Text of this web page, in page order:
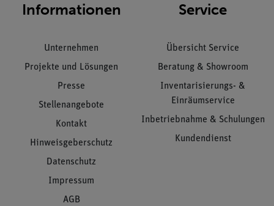
Informationen
Unternehmen
Projekte und Lösungen
Presse
Stellenangebote
Kontakt
Hinweisgeberschutz
Datenschutz
Impressum
AGB
Service
Übersicht Service
Beratung & Showroom
Inventarisierungs- &
Einräumservice
Inbetriebnahme & Schulungen
Kundendienst